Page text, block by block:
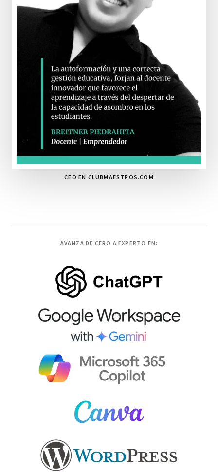
CEO EN CLUBMAESTROS.COM
AVANZA DE CERO A EXPERTO EN: